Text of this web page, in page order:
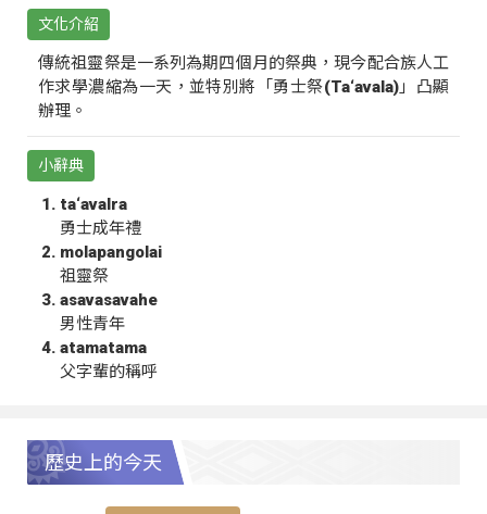
文化介紹
傳統祖靈祭是一系列為期四個月的祭典，現今配合族人工
作求學濃縮為一天，並特別將「勇士祭(Ta‘avala)」凸顯
辦理。
小辭典
ta‘avalra
勇士成年禮
molapangolai
祖靈祭
asavasavahe
男性青年
atamatama
父字輩的稱呼
歷史上的今天